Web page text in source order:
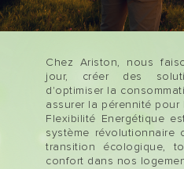
Chez Ariston, nous
jour, créer des
d'optimiser la
assurer la pérennité pour
Flexibilité Energétique
système révolutionnaire
transition écologique,
confort dans nos